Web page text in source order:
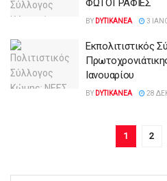
ΦΩΤΟΓΡΑΦΙΕΣ
BY DYTIKANEA 3
Εκπολιτιστικός
Ιανουαρίου
BY DYTIKANEA 28
1 2